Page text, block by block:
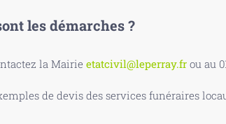
les démarches ?
la Mairie etatcivil@leperray.fr ou au
de devis des services funéraires